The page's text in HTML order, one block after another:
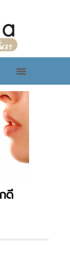
ดี